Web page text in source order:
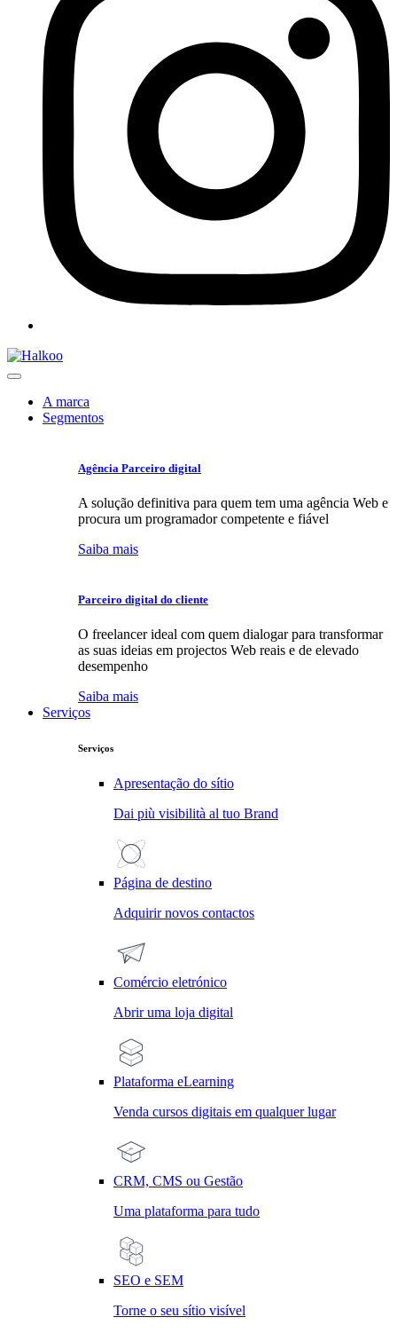
A marca
Segmentos
Agência Parceiro digital
A solução definitiva para quem tem uma agência Web e
procura um programador competente e fiável
Saiba mais
Parceiro digital do cliente
O freelancer ideal com quem dialogar para transformar
as suas ideias em projectos Web reais e de elevado
desempenho
Saiba mais
Serviços
Serviços
Apresentação do sítio
Dai più visibilità al tuo Brand
Página de destino
Adquirir novos contactos
Comércio eletrónico
Abrir uma loja digital
Plataforma eLearning
Venda cursos digitais em qualquer lugar
CRM, CMS ou Gestão
Uma plataforma para tudo
SEO e SEM
Torne o seu sítio visível